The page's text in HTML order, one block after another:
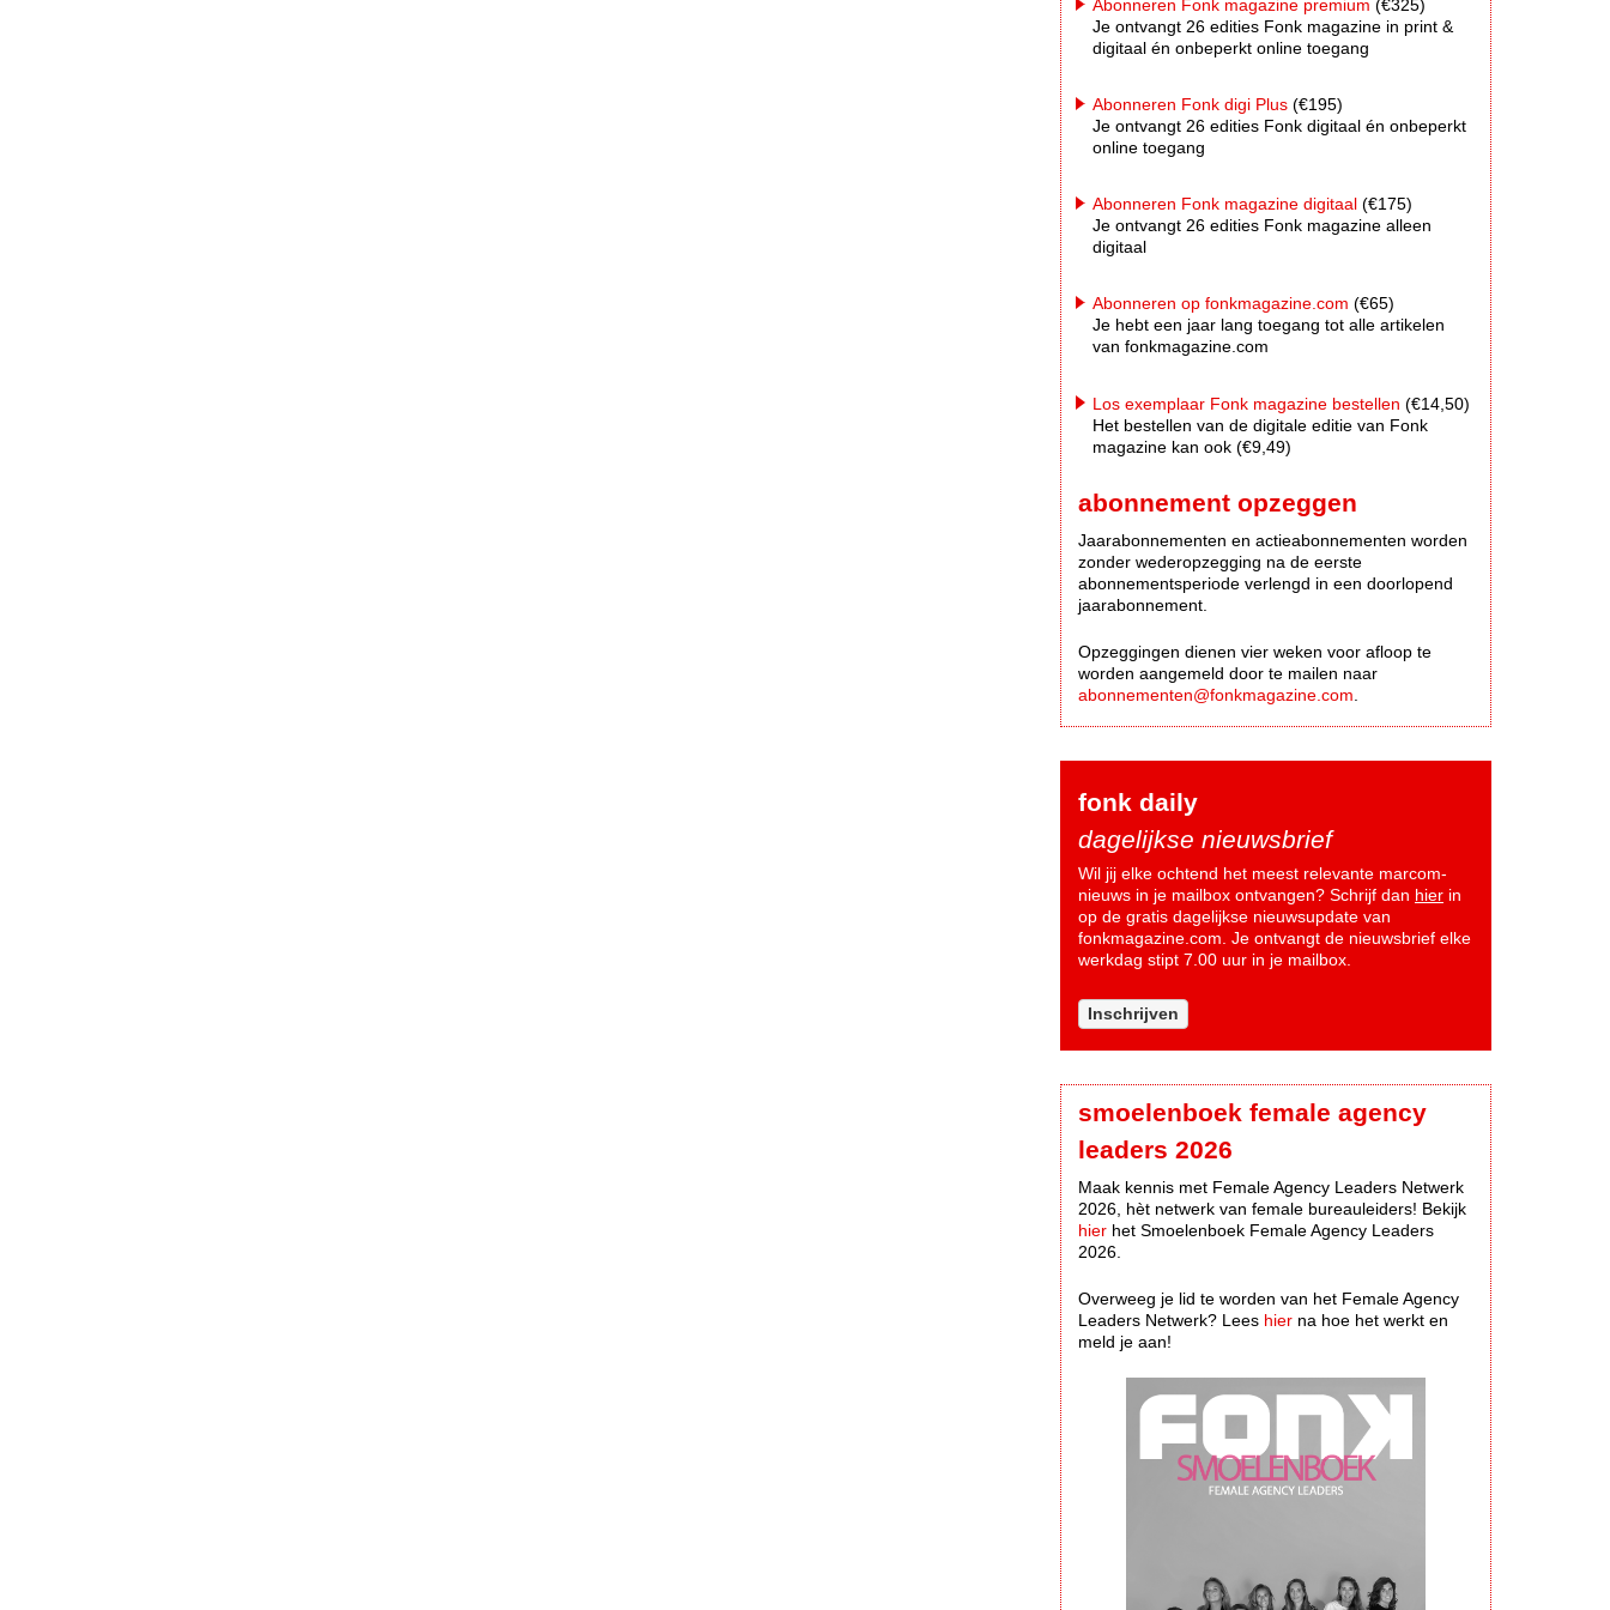
Abonneren Fonk magazine premium (€325)
Je ontvangt 26 edities Fonk magazine in print &
digitaal én onbeperkt online toegang
Abonneren Fonk digi Plus (€195)
Je ontvangt 26 edities Fonk digitaal én onbeperkt
online toegang
Abonneren Fonk magazine digitaal (€175)
Je ontvangt 26 edities Fonk magazine alleen
digitaal
Abonneren op fonkmagazine.com (€65)
Je hebt een jaar lang toegang tot alle artikelen
van fonkmagazine.com
Los exemplaar Fonk magazine bestellen (€14,50)
Het bestellen van de digitale editie van Fonk
magazine kan ook (€9,49)
abonnement opzeggen
Jaarabonnementen en actieabonnementen worden
zonder wederopzegging na de eerste
abonnementsperiode verlengd in een doorlopend
jaarabonnement.
Opzeggingen dienen vier weken voor afloop te
worden aangemeld door te mailen naar
abonnementen@fonkmagazine.com
fonk daily
dagelijkse nieuwsbrief
Wil jij elke ochtend het meest relevante marcom-
nieuws in je mailbox ontvangen? Schrijf dan hier in
op de gratis dagelijkse nieuwsupdate van
fonkmagazine.com. Je ontvangt de nieuwsbrief elke
werkdag stipt 7.00 uur in je mailbox.
Inschrijven
smoelenboek female agency
leaders 2026
Maak kennis met Female Agency Leaders Netwerk
2026, hèt netwerk van female bureauleiders! Bekijk
hier het Smoelenboek Female Agency Leaders
2026.
Overweeg je lid te worden van het Female Agency
Leaders Netwerk? Lees hier na hoe het werkt en
meld je aan!